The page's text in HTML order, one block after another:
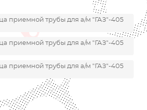
приемной трубы для а/м "ГАЗ"-405
приемной трубы для а/м "ГАЗ"-405
приемной трубы для а/м "ГАЗ"-405